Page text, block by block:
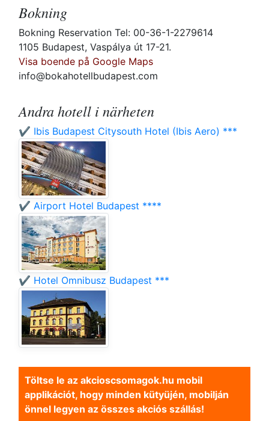
Bokning
Bokning Reservation Tel: 00-36-1-2279614
1105 Budapest, Vaspálya út 17-21.
Visa boende på Google Maps
info@bokahotellbudapest.com
Andra hotell i närheten
✔️ Ibis Budapest Citysouth Hotel (Ibis Aero) ***
✔️ Airport Hotel Budapest ****
✔️ Hotel Omnibusz Budapest ***
Töltse le az akcioscsomagok.hu mobil
applikációt, hogy minden kütyüjén, mobilján
önnel legyen az összes akciós szállás!